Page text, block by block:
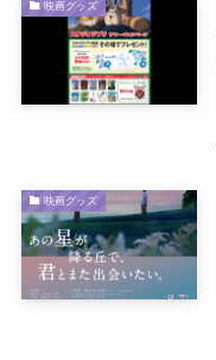
映画グッズ
映画グッズ